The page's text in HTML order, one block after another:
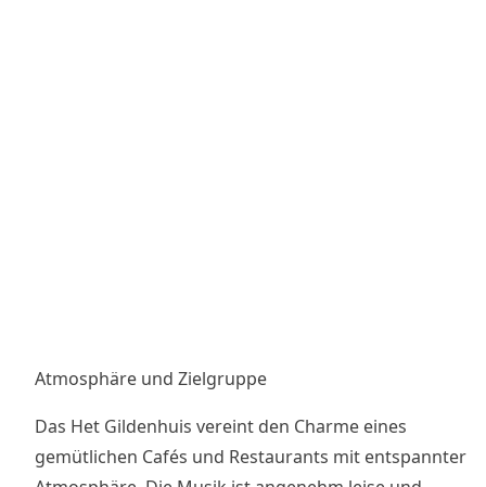
Atmosphäre und Zielgruppe
Das Het Gildenhuis vereint den Charme eines
gemütlichen Cafés und Restaurants mit entspannter